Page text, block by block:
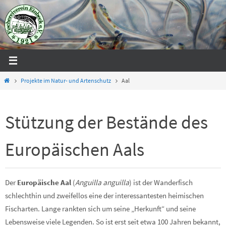
Zum
Inhalt
springen
StartProjekte im Natur- und Artenschutz Aal
Stützung der Bestände des
Europäischen Aals
Der Europäische Aal (Anguilla anguilla) ist der Wanderfisch
schlechthin und zweifellos eine der interessantesten heimischen
Fischarten. Lange rankten sich um seine „Herkunft“ und seine
Lebensweise viele Legenden. So ist erst seit etwa 100 Jahren bekannt,